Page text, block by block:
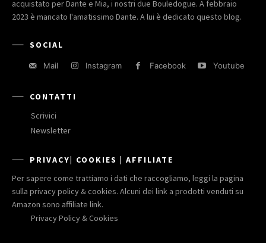
acquistato per Dante e Mia, i nostri due Bouledogue. A febbraio
2023 è mancato l'amatissimo Dante. A lui è dedicato questo blog.
SOCIAL
Mail Instagram Facebook Youtube
CONTATTI
Scrivici
Newsletter
PRIVACY| COOKIES | AFFILIATE
Per sapere come trattiamo i dati che raccogliamo, leggi la pagina
sulla privacy policy & cookies. Alcuni dei link a prodotti venduti su
Amazon sono affiliate link.
Privacy Policy & Cookies